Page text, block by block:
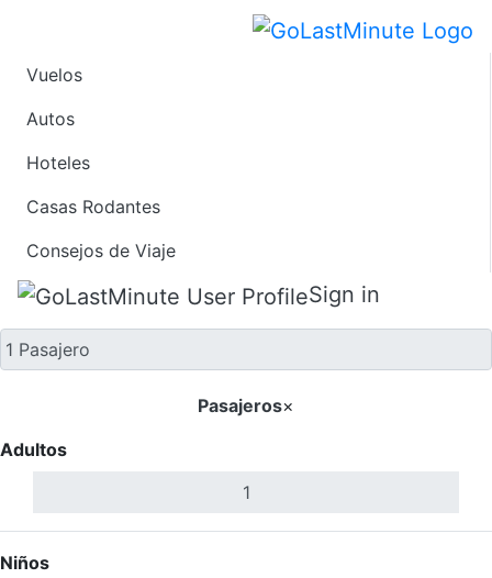
Vuelos
Autos
Hoteles
Casas Rodantes
Consejos de Viaje
Sign in
Solo ida
Pasajeros×
Adultos
Niños